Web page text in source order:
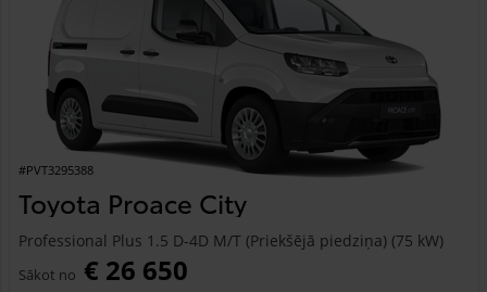
#PVT3295388
Toyota Proace City
Professional Plus 1.5 D-4D M/T (Priekšējā piedziņa) (75 kW)
Sākot no € 26 650